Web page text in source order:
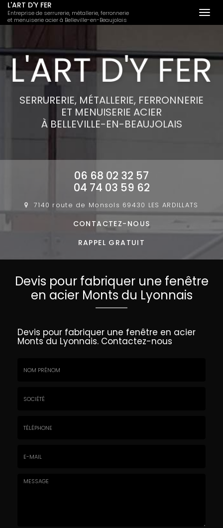
au
contenu
principal
L'ART D'Y FER
Entreprise de serrurerie, métallerie, ferronnerie
et menuiserie acier à Belleville-en-Beaujolais
SERRURERIE, MÉTALLERIE, FERRONNERIE
ET MENUISERIE ACIER
À BELLEVILLE-EN-BEAUJOLAIS
06 68 02 32 57
04 74 03 59 62
7140 route de Monsols 69430 LES ARDILLATS
CONTACTEZ- NOUS
RAPPEL GRATUIT
Devis pour fabriquer une fenêtre
en acier Monts du Lyonnais
Devis pour fabriquer une fenêtre en acier
Monts du Lyonnais. Contactez-nous